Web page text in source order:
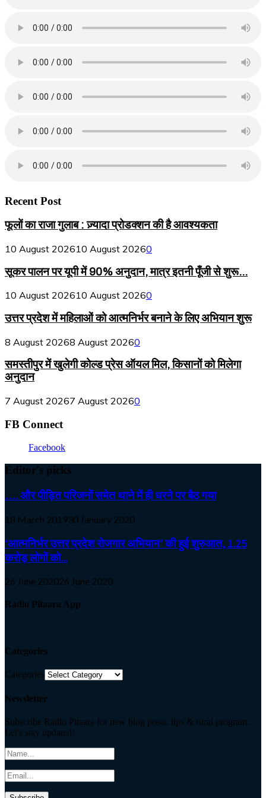
Recent Post
फूलों का राजा गुलाब : ज़्यादा प्रोडक्शन की है आवश्यकता
10 August 202610 August 20260
सूकर पालन पर यूपी में 90% अनुदान, मात्र इतनी पूँजी से शुरू...
10 August 202610 August 20260
उत्तर प्रदेश में महिलाओं को आत्मनिर्भर बनाने के लिए अभियान शुरू
8 August 20268 August 20260
समस्तीपुर में खुलेगी कोल्ड प्रेस ऑयल मिल, किसानों को मिलेगा
अनुदान
7 August 20267 August 20260
FB Connect
Facebook
Editor's picks
…. और पीड़ित परिजनों समेत थाने में ही धरने पर बैठ गया
18 March 201930 January 2020
‘आत्मनिर्भर उत्तर प्रदेश रोजगार अभियान’ की हुई शुरुआत, 1.25
करोड़ लोगों को...
26 June 202026 June 2020
Radio Pitaara App
Categories
Categories
Newsletter
Subscribe Radio Pitaara for new blog posts, tips & rural program.
Let's stay updated!